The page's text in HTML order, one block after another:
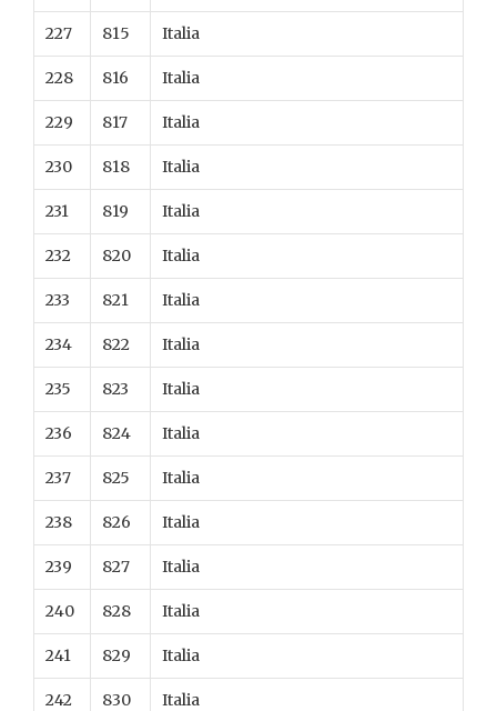
227 815 Italia
228 816 Italia
229 817 Italia
230 818 Italia
231 819 Italia
232 820 Italia
233 821 Italia
234 822 Italia
235 823 Italia
236 824 Italia
237 825 Italia
238 826 Italia
239 827 Italia
240 828 Italia
241 829 Italia
242 830 Italia